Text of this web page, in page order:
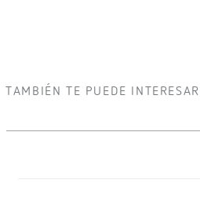
TAMBIÉN TE PUEDE INTERESAR